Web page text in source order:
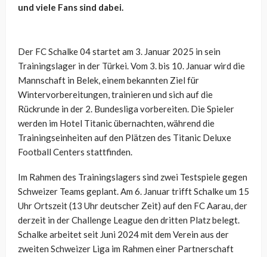
und viele Fans sind dabei.
Der FC Schalke 04 startet am 3. Januar 2025 in sein
Trainingslager in der Türkei. Vom 3. bis 10. Januar wird die
Mannschaft in Belek, einem bekannten Ziel für
Wintervorbereitungen, trainieren und sich auf die
Rückrunde in der 2. Bundesliga vorbereiten. Die Spieler
werden im Hotel Titanic übernachten, während die
Trainingseinheiten auf den Plätzen des Titanic Deluxe
Football Centers stattfinden.
Im Rahmen des Trainingslagers sind zwei Testspiele gegen
Schweizer Teams geplant. Am 6. Januar trifft Schalke um 15
Uhr Ortszeit (13 Uhr deutscher Zeit) auf den FC Aarau, der
derzeit in der Challenge League den dritten Platz belegt.
Schalke arbeitet seit Juni 2024 mit dem Verein aus der
zweiten Schweizer Liga im Rahmen einer Partnerschaft